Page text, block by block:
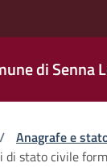
di Senna
pane
/ Anagrafe e
di stato civile